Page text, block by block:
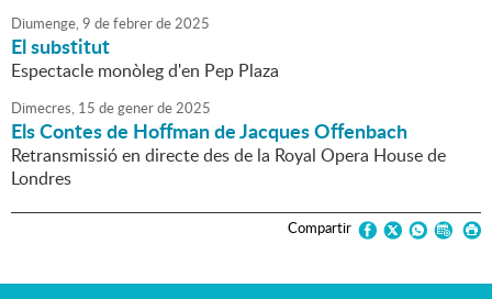
Diumenge,9 defebrerde2025
El substitut
Espectacle monòleg d'en Pep Plaza
Dimecres, 15 degenerde2025
Els Contes de Hoffman de Jacques Offenbach
Retransmissió en directe des de la Royal Opera House de
Londres
Compartir